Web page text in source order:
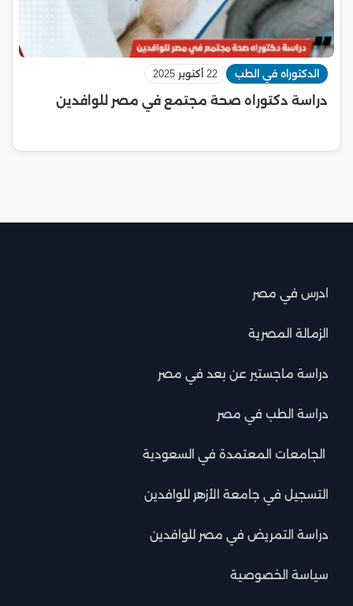
الدكتوراه في الطب 22 أكتوبر 2025
دراسة دكتوراه صحة مجتمع في مصر للوافدين
ادرس في مصر
الزمالة المصرية
دراسة ماجستير عن بعد في مصر
دراسة الطب في مصر
الجامعات المعتمدة في السعودية
التسجيل في جامعة الأزهر للوافدين
دراسة التمريض في مصر للوافدين
سياسة الخصوصية